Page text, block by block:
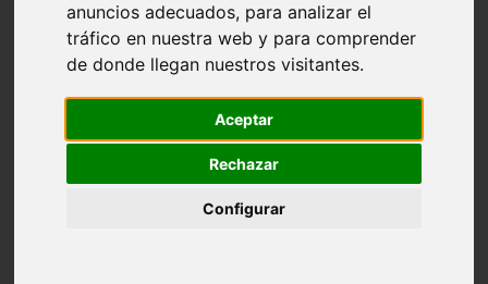
anuncios adecuados, para analizar el
tráfico en nuestra web y para comprender
de donde llegan nuestros visitantes.
Aceptar
Rechazar
Configurar
Sevilla - marinaleda
Córdoba - almedinilla
Navarra - zangoza
Cantabria - arenas-de-iguña
Barcelona - la-pobla-de-lillet
Las-palmas - yaiza
Valladolid - fuensaldaña